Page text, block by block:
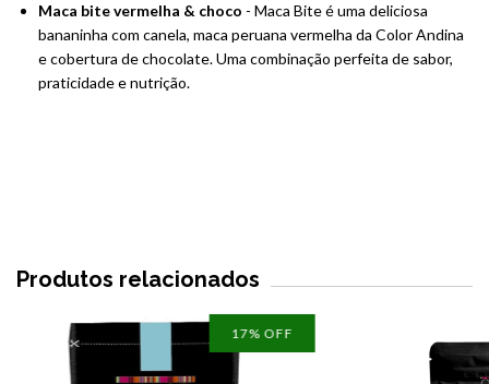
Maca bite vermelha & choco - Maca Bite é uma deliciosa
bananinha com canela, maca peruana vermelha da Color Andina
e cobertura de chocolate. Uma combinação perfeita de sabor,
praticidade e nutrição.
Produtos relacionados
17% OFF